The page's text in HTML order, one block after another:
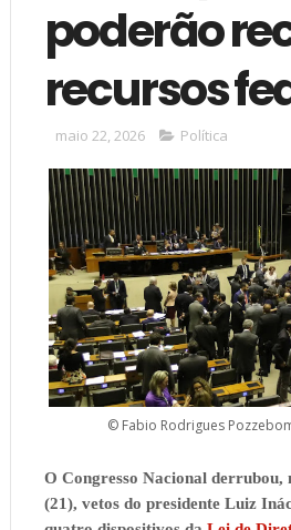
poderão
recursos
maio 22, 2026 Política
© Fabio Rodrigues
O Congresso Nacional derrubou,
(21), vetos do presidente Luiz